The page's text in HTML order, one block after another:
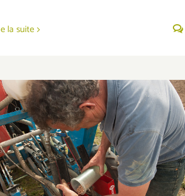
la suite
mai fais ce qu’il te plait, mais travaille
ton champs